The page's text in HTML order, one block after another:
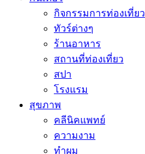
กิจกรรมการท่องเที่ยว
ทัวร์ต่างๆ
ร้านอาหาร
สถานที่ท่องเที่ยว
สปา
โรงแรม
สุขภาพ
คลีนิคแพทย์
ความงาม
ทำผม